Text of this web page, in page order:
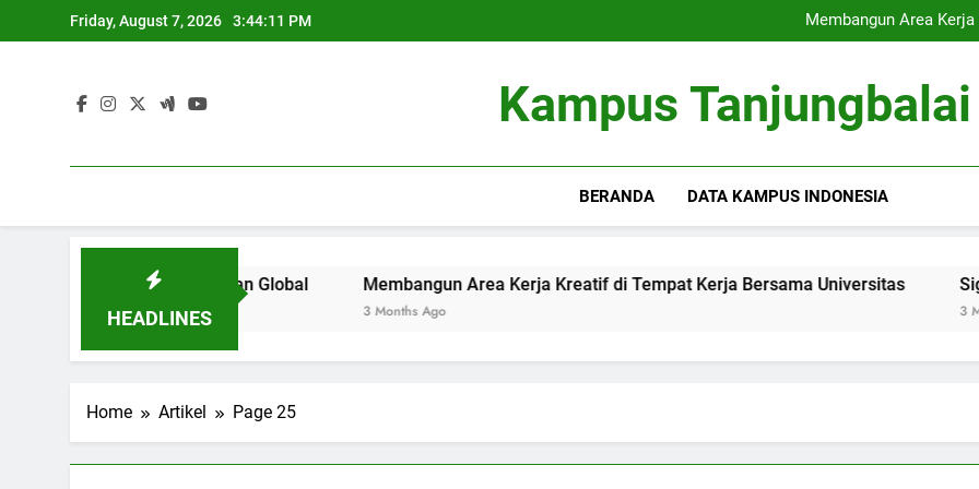
to
Friday, August 7, 2026 3:44:12 PM
Membangun Area
Signifikansi Cinta
Membangun Area
Signifikansi Cinta
Kampus Tanjungbalai
BERANDA DATA KAMPUS INDONESIA
HEADLINES
di Zaman Global Membangun Area Kerja Kreatif di Tempat Kerja Bersama Universitas Signifikansi Cinta
Home Artikel Page 25